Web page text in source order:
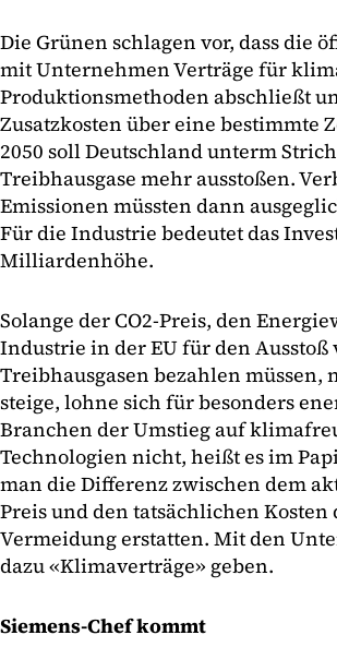
Die Grünen schlagen vor, dass die
mit Unternehmen Verträge für
Produktionsmethoden abschließt
Zusatzkosten über eine bestimmte
2050 soll Deutschland unterm
Treibhausgase mehr ausstoßen.
Emissionen müssten dann
Für die Industrie bedeutet das
Milliardenhöhe.
Solange der CO2-Preis, den
Industrie in der EU für den Ausstoß
Treibhausgasen bezahlen müssen,
steige, lohne sich für besonders
Branchen der Umstieg auf
Technologien nicht, heißt es im
man die Differenz zwischen dem
Preis und den tatsächlichen Kosten
Vermeidung erstatten. Mit den
dazu «Klimaverträge» geben.
Siemens-Chef kommt